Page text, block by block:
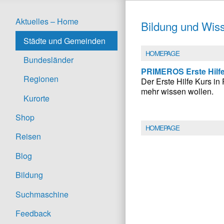
Aktuelles – Home
Städte und Gemeinden
Bundesländer
Regionen
Kurorte
Shop
Reisen
Blog
Bildung
Suchmaschine
Feedback
Bildung und
HOMEPAGE
PRIMEROS Erste
Der Erste Hilfe Kurs in
mehr wissen wollen.
HOMEPAGE